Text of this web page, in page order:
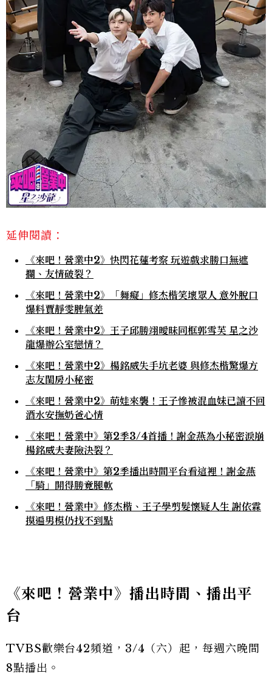
延伸閱讀：
《來吧！營業中2》快閃花蓮考察 玩遊戲求勝口無遮
攔、友情破裂？
《來吧！營業中2》「舞癡」修杰楷笑壞眾人 意外脫口
爆料賈靜雯脾氣差
《來吧！營業中2》王子邱勝翊曖昧同框郭雪芙 星之沙
龍爆辦公室戀情？
《來吧！營業中2》楊銘威失手坑老婆 與修杰楷驚爆方
志友閨房小秘密
《來吧！營業中2》萌娃來襲！王子慘被混血妹已讀不回
酒水安撫奶爸心情
《來吧！營業中》第2季3/4首播！謝金燕為小秘密淚崩
楊銘威夫妻險決裂？
《來吧！營業中》第2季播出時間平台看這裡！謝金燕
「騎」開得勝竟腿軟
《來吧！營業中》修杰楷、王子學剪髮懷疑人生 謝依霖
摸遍男模仍找不到點
《來吧！營業中》播出時間、播出平
台
TVBS歡樂台42頻道，3/4（六）起，每週六晚間
8點播出。